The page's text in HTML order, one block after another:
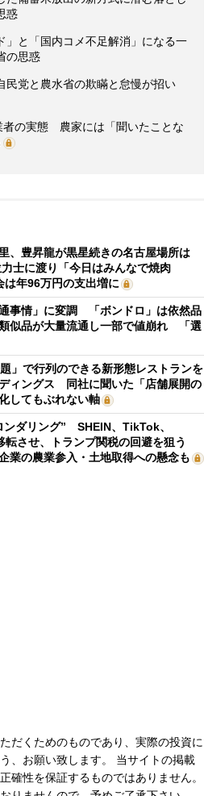
惑
」と「国内コメ不足解消」になる一
の思惑
民党と農水省の欺瞞と怠慢が招い
者の実態 農家には「聞いたことな
、豊昇龍が黒星続きの名古屋場所は
士に渡り「今日はみんなで焼肉
年96万円の支出増に
事情」に変調 「ボンドロ」は依然品
似品が大量流通し一部で値崩れ 「選
」で行列のできる新形態レストランを
ィングス 同社に聞いた「店舗展開の
してもぶれない軸
ンダリング” SHEIN、TikTok、
させ、トランプ関税の回避を狙う
業の農業参入・土地取得への懸念も
だくためのものであり、実際の投資に
、お願い致します。 当サイトの掲載
確性を保証するものではありません。